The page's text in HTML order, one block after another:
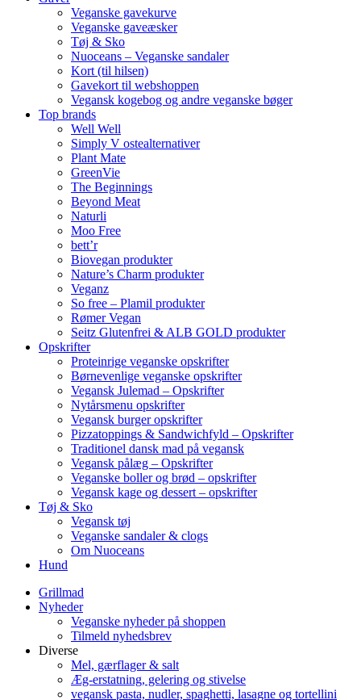
Veganske gavekurve
Veganske gaveæsker
Tøj & Sko
Nuoceans – Veganske sandaler
Kort (til hilsen)
Gavekort til webshoppen
Vegansk kogebog og andre veganske bøger
Top brands
Well Well
Simply V ostealternativer
Plant Mate
GreenVie
The Beginnings
Beyond Meat
Naturli
Moo Free
bett’r
Biovegan produkter
Nature’s Charm produkter
Veganz
So free – Plamil produkter
Rømer Vegan
Seitz Glutenfrei & ALB GOLD produkter
Opskrifter
Proteinrige veganske opskrifter
Børnevenlige veganske opskrifter
Vegansk Julemad – Opskrifter
Nytårsmenu opskrifter
Vegansk burger opskrifter
Pizzatoppings & Sandwichfyld – Opskrifter
Traditionel dansk mad på vegansk
Vegansk pålæg – Opskrifter
Veganske boller og brød – opskrifter
Vegansk kage og dessert – opskrifter
Tøj & Sko
Vegansk tøj
Veganske sandaler & clogs
Om Nuoceans
Hund
Grillmad
Nyheder
Veganske nyheder på shoppen
Tilmeld nyhedsbrev
Diverse
Mel, gærflager & salt
Æg-erstatning, gelering og stivelse
vegansk pasta, nudler, spaghetti, lasagne og tortellini